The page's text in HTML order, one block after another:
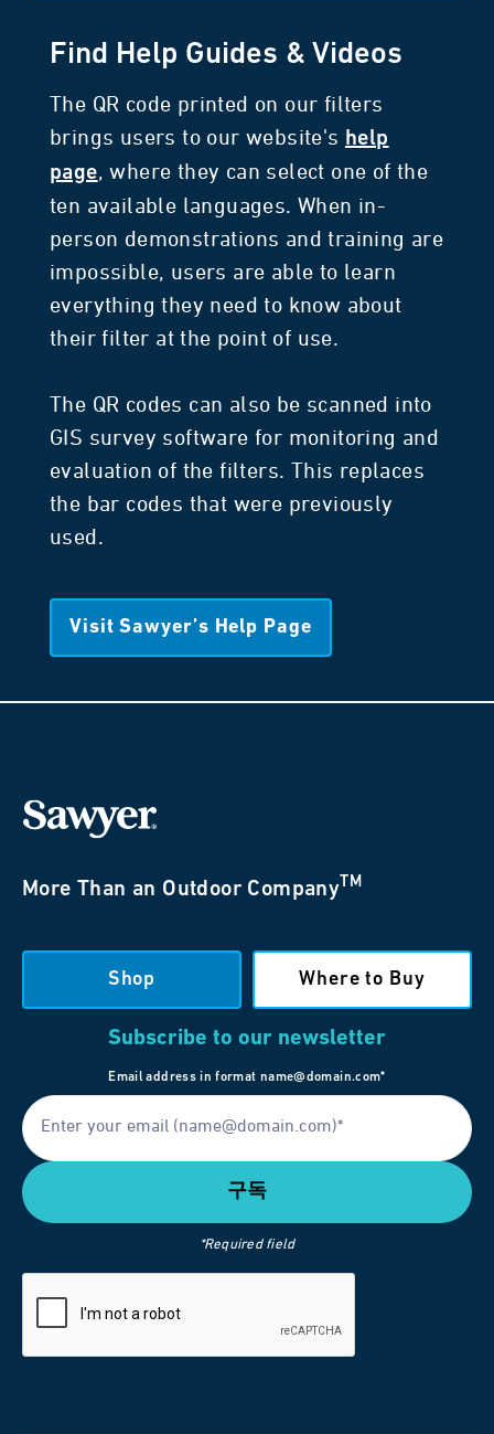
Find Help Guides & Videos
The QR code printed on our filters
brings users to our website's help
page, where they can select one of the
ten available languages. When in-
person demonstrations and training are
impossible, users are able to learn
everything they need to know about
their filter at the point of use.
The QR codes can also be scanned into
GIS survey software for monitoring and
evaluation of the filters. This replaces
the bar codes that were previously
used.
Visit Sawyer’s Help Page
More Than an Outdoor Company TM
Shop Where to Buy
Subscribe to our newsletter
Email address in format name@domain.com*
*Required field